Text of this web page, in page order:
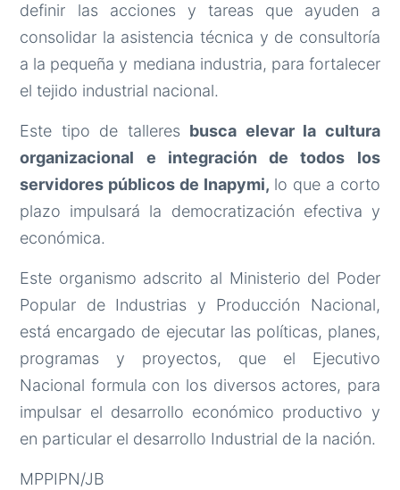
definir las acciones y tareas que ayuden a
consolidar la asistencia técnica y de consultoría
a la pequeña y mediana industria, para fortalecer
el tejido industrial nacional.
Este tipo de talleres busca elevar la cultura
organizacional e integración de todos los
servidores públicos de Inapymi, lo que a corto
plazo impulsará la democratización efectiva y
económica.
Este organismo adscrito al Ministerio del Poder
Popular de Industrias y Producción Nacional,
está encargado de ejecutar las políticas, planes,
programas y proyectos, que el Ejecutivo
Nacional formula con los diversos actores, para
impulsar el desarrollo económico productivo y
en particular el desarrollo Industrial de la nación.
MPPIPN/JB